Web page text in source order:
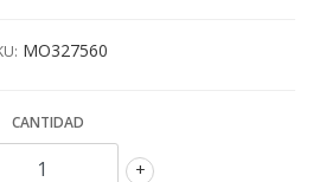
MO327560
CANTIDAD
+